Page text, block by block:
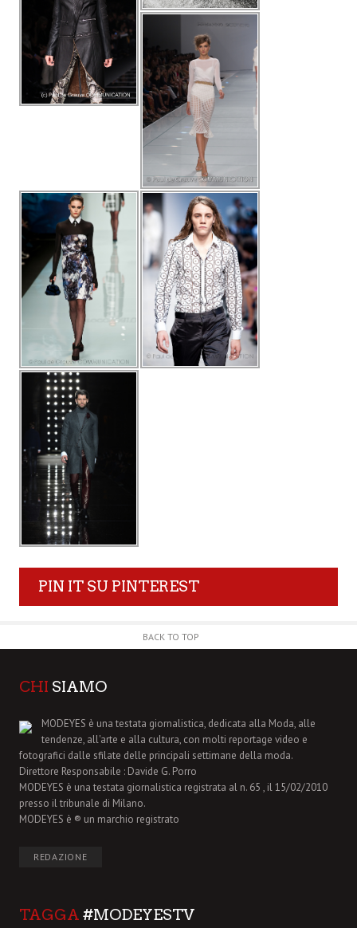
PIN IT SU PINTEREST
BACK TO TOP
CHI SIAMO
MODEYES è una testata giornalistica, dedicata alla Moda, alle
tendenze, all'arte e alla cultura, con molti reportage video e
fotografici dalle sfilate delle principali settimane della moda.
Direttore Responsabile : Davide G. Porro
MODEYES è una testata giornalistica registrata al n. 65 , il 15/02/2010
presso il tribunale di Milano.
MODEYES è ® un marchio registrato
REDAZIONE
TAGGA #MODEYESTV